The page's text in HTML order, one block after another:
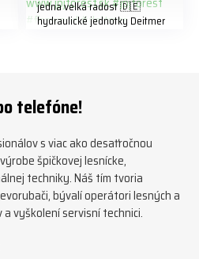
jedna velká radost 🇩🇪
hydraulické jednotky Deitmer
#firewood #deitmer
telefóne!
s viac ako desaťročnou
špičkovej lesnícke,
techniky. Náš tím tvoria
bývalí operátori lesných a
vyškolení servisní technici.